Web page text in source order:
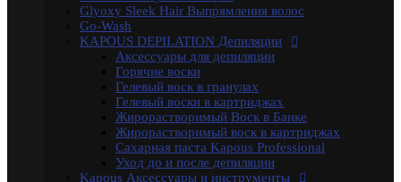
Magic Keratin Стайлинг
Средства для долговременной завивки
Уход за волосами
Milk Line
Oliva and Avocado
Profilactic
Smooth and Curly
Treatment Лечебная
Ylang Ylang
Окрашивание Kapous
Кремообразная проявляющая эмульсия
Обесцвечивающие и специальные продукты
Glyoxy Sleek Hair Выпрямления волос
Go-Wash
KAPOUS DEPILATION Депиляции
Аксессуары для депиляции
Горячие воски
Гелевый воск в гранулах
Гелевый воски в картриджах
Жирорастворимый Воск в Банке
Жирорастворимый воск в картриджах
Сахарная паста Kapous Professional
Уход до и после депиляции
Kapous Аксессуары и инструменты